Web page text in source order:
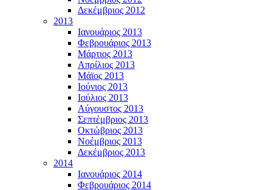
Δεκέμβριος 2012
2013
Ιανουάριος 2013
Φεβρουάριος 2013
Μάρτιος 2013
Απρίλιος 2013
Μάϊος 2013
Ιούνιος 2013
Ιούλιος 2013
Αύγουστος 2013
Σεπτέμβριος 2013
Οκτώβριος 2013
Νοέμβριος 2013
Δεκέμβριος 2013
2014
Ιανουάριος 2014
Φεβρουάριος 2014